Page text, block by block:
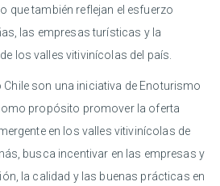
que también reflejan el esfuerzo
las empresas turísticas y la
los valles vitivinícolas del país.
Chile son una iniciativa de Enoturismo
propósito promover la oferta
en los valles vitivinícolas de
busca incentivar en las empresas y
la calidad y las buenas prácticas en